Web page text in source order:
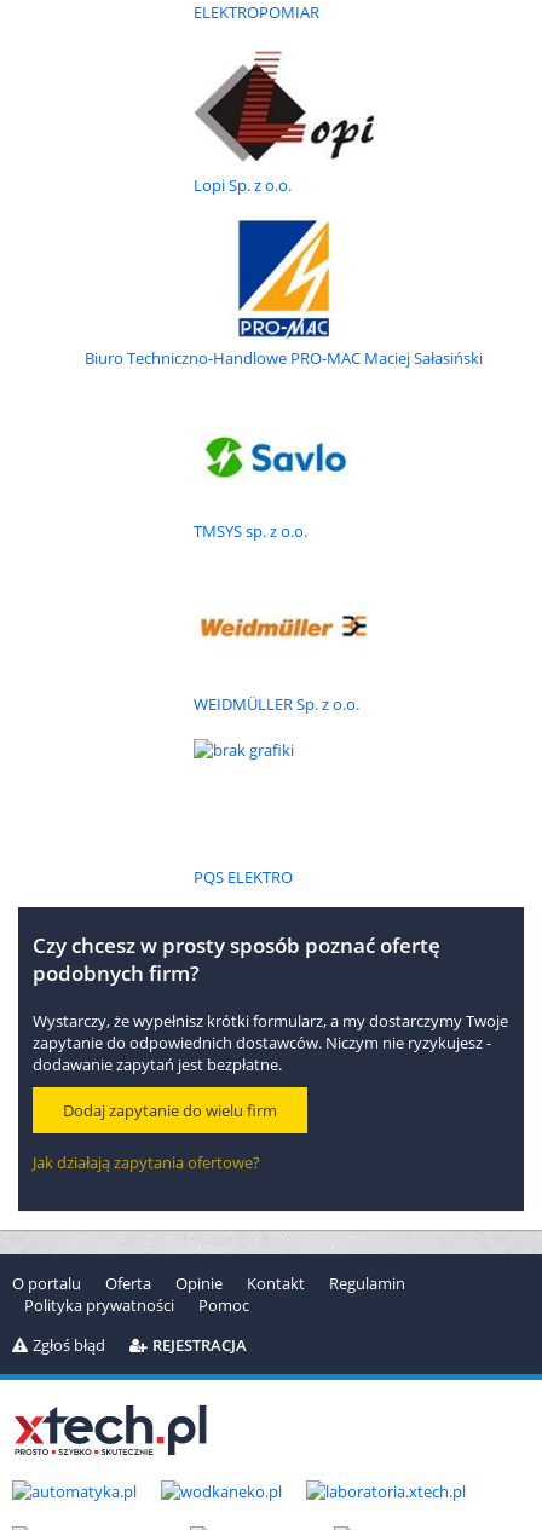
Modem MGC-864 należy do nowej generacji terminali, został
zbudowany w oparciu o moduł GC864-PY firmy Telit. Stanowi
kompletne rozwiązanie dla bezprzewodowej transmisji danych w sieci
GPRS/GSM w aplikacjach m2m / machine-to-machine /. Jest to...
System SRE-2/KTU umożliwia prowadzenie gospodarki poborem mocy
i zużyciem energii elektrycznej w czasie rzeczywistym ( przez każdy z
liczników oddzielnie jak również dowolnie zgrupowanych ). Rejestracja
mocy oraz energii elektrycznej czynnej i...
Powielacz impulsów TAB-x/y
Powielacz impulsów TAB-x/y jest urządzeniem elektronicznym
lub otwarty kolektor, - wyjście proste lub...
tworzenia odległych połączeń źródeł danych / liczników impulsowych /
pomiarowymi wyposażonymi w wejścia impulsowe. Konwerter...
Kontakt
"TECH-AGRO Będzin" Spółka z o.o.
Adres: Armii Ludowej 44, 42-500 Będzin
Faks:32 26... Pokaż numer
Oferta "TECH-AGRO Będzin" wg kategorii
ELEKTROPOMIAR
Lopi Sp. z o.o.
Biuro Techniczno-Handlowe PRO-MAC Maciej Sałasiński
TMSYS sp. z o.o.
WEIDMÜLLER Sp. z o.o.
PQS ELEKTRO
Czy chcesz w prosty sposób poznać ofertę
podobnych firm?
Wystarczy, że wypełnisz krótki formularz, a my dostarczymy Twoje
zapytanie do odpowiednich dostawców. Niczym nie ryzykujesz -
dodawanie zapytań jest bezpłatne.
Dodaj zapytanie do wielu firm
Jak działają zapytania ofertowe?
O portalu Oferta Opinie Kontakt
Regulamin
Polityka prywatności
Pomoc
Zgłoś błąd
REJESTRACJA